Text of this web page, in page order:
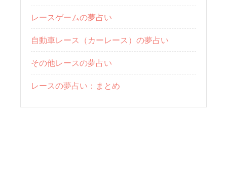
レースゲームの夢占い
自動車レース（カーレース）の夢占い
その他レースの夢占い
レースの夢占い：まとめ